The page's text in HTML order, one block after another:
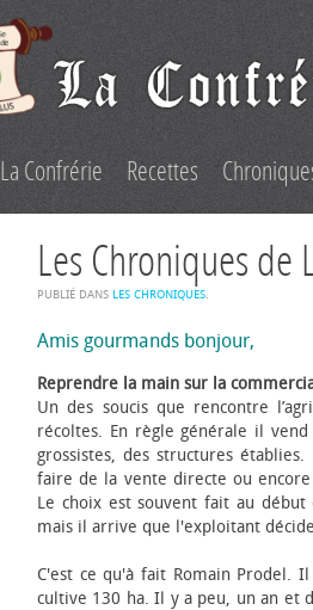
La Confrérie Recettes
Les Chroniques de
PUBLIÉ DANS LES CHRONIQUES.
Amis gourmands bonjour,
Reprendre la main sur la
Un des soucis que rencontre
récoltes. En règle générale il
grossistes, des structures
faire de la vente directe ou
Le choix est souvent fait au
mais il arrive que l'exploitant
C'est ce qu'à fait Romain Prodel.
cultive 130 ha. Il y a peu, un an et